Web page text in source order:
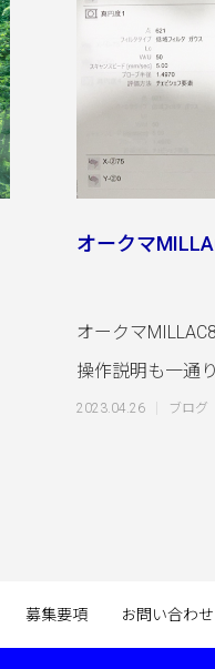
オークマ
オークマ
操作説明も一通
ところですが念
2023.04.26 ブログ
募集要項 お問い合わせ